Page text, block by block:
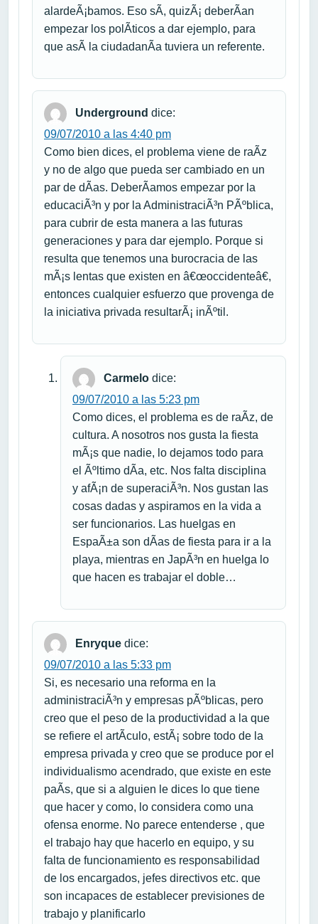
alardeÃ¡bamos. Eso sÃ­, quizÃ¡ deberÃ­an
empezar los polÃ­ticos a dar ejemplo, para
que asÃ­ la ciudadanÃ­a tuviera un referente.
Underground dice:
09/07/2010 a las 4:40 pm
Como bien dices, el problema viene de raÃ­z
y no de algo que pueda ser cambiado en un
par de dÃ­as. DeberÃ­amos empezar por la
educaciÃ³n y por la AdministraciÃ³n PÃºblica,
para cubrir de esta manera a las futuras
generaciones y para dar ejemplo. Porque si
resulta que tenemos una burocracia de las
mÃ¡s lentas que existen en â€œoccidenteâ€,
entonces cualquier esfuerzo que provenga de
la iniciativa privada resultarÃ¡ inÃºtil.
Carmelo dice:
09/07/2010 a las 5:23 pm
Como dices, el problema es de raÃ­z, de
cultura. A nosotros nos gusta la fiesta
mÃ¡s que nadie, lo dejamos todo para
el Ãºltimo dÃ­a, etc. Nos falta disciplina
y afÃ¡n de superaciÃ³n. Nos gustan las
cosas dadas y aspiramos en la vida a
ser funcionarios. Las huelgas en
EspaÃ±a son dÃ­as de fiesta para ir a la
playa, mientras en JapÃ³n en huelga lo
que hacen es trabajar el doble…
Enryque dice:
09/07/2010 a las 5:33 pm
Si, es necesario una reforma en la
administraciÃ³n y empresas pÃºblicas, pero
creo que el peso de la productividad a la que
se refiere el artÃ­culo, estÃ¡ sobre todo de la
empresa privada y creo que se produce por el
individualismo acendrado, que existe en este
paÃ­s, que si a alguien le dices lo que tiene
que hacer y como, lo considera como una
ofensa enorme. No parece entenderse , que
el trabajo hay que hacerlo en equipo, y su
falta de funcionamiento es responsabilidad
de los encargados, jefes directivos etc. que
son incapaces de establecer previsiones de
trabajo y planificarlo